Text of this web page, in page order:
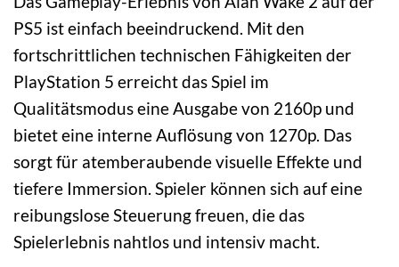
PS5 ist einfach beeindruckend. Mit den
fortschrittlichen technischen Fähigkeiten der
PlayStation 5 erreicht das Spiel im
Qualitätsmodus eine Ausgabe von 2160p und
bietet eine interne Auflösung von 1270p. Das
sorgt für atemberaubende visuelle Effekte und
tiefere Immersion. Spieler können sich auf eine
reibungslose Steuerung freuen, die das
Spielerlebnis nahtlos und intensiv macht.